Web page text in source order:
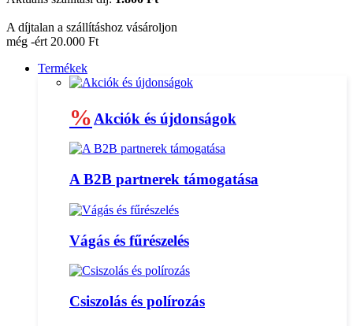
A díjtalan a szállításhoz vásároljon
még -ért 20.000 Ft
Termékek
% Akciók és újdonságok
A B2B partnerek támogatása
Vágás és fűrészelés
Csiszolás és polírozás